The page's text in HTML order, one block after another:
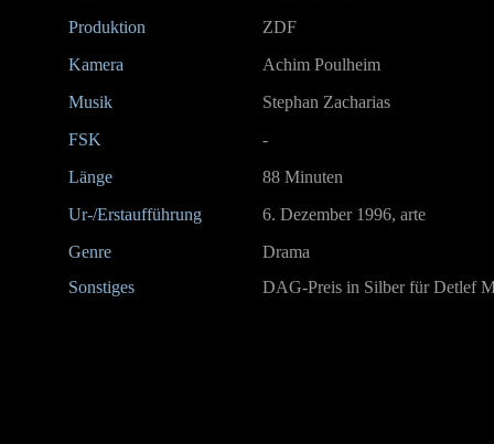
Produktion
ZDF
Kamera
Achim Poulheim
Musik
Stephan Zacharias
FSK
-
Länge
88 Minuten
Ur-/Erstaufführung
6. Dezember 1996, arte
Genre
Drama
Sonstiges
DAG-Preis in Silber für Detlef